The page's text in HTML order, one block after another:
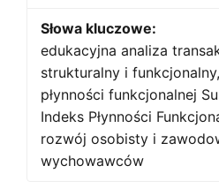
Słowa kluczowe:
edukacyjna analiza
strukturalny i
płynności funkcjonalnej
Indeks Płynności
rozwój osobisty i
wychowawców